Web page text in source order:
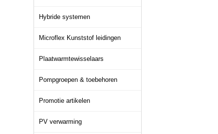
Hybride systemen
Microflex Kunststof leidingen
Plaatwarmtewisselaars
Pompgroepen & toebehoren
Promotie artikelen
PV verwarming